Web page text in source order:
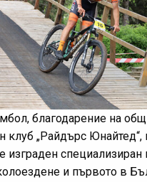
благодарение на
клуб „Райдърс Юнайтед“,
изграден специализиран
и първото в